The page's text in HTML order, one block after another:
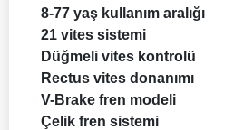
8-77 yaş kullanım aralığı
21 vites sistemi
Düğmeli vites kontrolü
Rectus vites donanımı
V-Brake fren modeli
Çelik fren sistemi